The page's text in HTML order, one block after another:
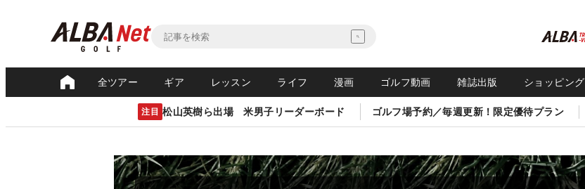
全ツアー ギア レッスン ライフ 漫画 ゴルフ動画 雑誌出版 ショッピング
注目 松山英樹ら出場 米男子リーダーボード ゴルフ場予約／毎週更新！限定優待プラン